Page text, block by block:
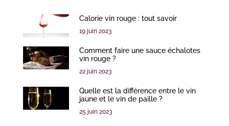
Calorie vin rouge : tout savoir
19 juin 2023
Comment faire une sauce échalotes
vin rouge ?
22 juin 2023
Quelle est la différence entre le vin
jaune et le vin de paille ?
25 juin 2023